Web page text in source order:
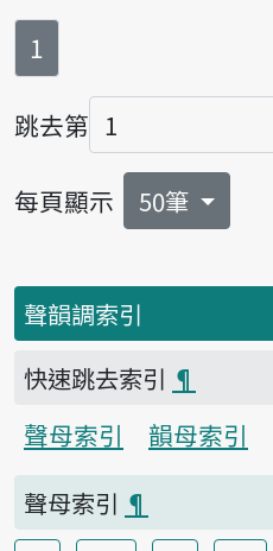
第
1
跳去第
頁碼
每頁顯示 50筆
聲韻調索引
快速跳去索引 ¶
聲母索引
韻母索引
聲母索引 ¶